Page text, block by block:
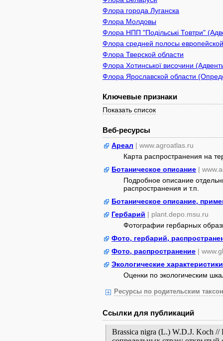
Флора города Луганска
Флора Молдовы
Флора НПП "Подільські Товтри"
Флора средней полосы
Флора Тверской области
Флора Хотинської височини
Флора Ярославской области
Ключевые признаки
Показать список
Веб-ресурсы
Ареал | www.agroatlas.ru
Карта распространения на
Ботаническое описание |
Подробное описание
распространения и т.п.
Ботаническое описание,
Гербарий | plant.depo.msu.ru
Фотографии гербарных
Фото, гербарий,
Фото, распространение |
Экологические характеристики
Оценки по экологическим
Ресурсы по родительским
Ссылки для публикаций
Brassica nigra (L.) W.D.J. Koch